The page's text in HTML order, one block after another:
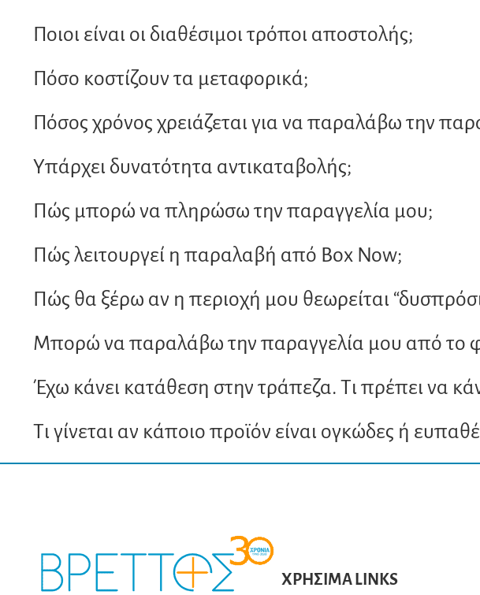
Ποιοι είναι οι διαθέσιμοι τρόποι αποστολής;
Πόσο κοστίζουν τα μεταφορικά;
Πόσος χρόνος χρειάζεται για να παραλάβω την
Υπάρχει δυνατότητα αντικαταβολής;
Πώς μπορώ να πληρώσω την παραγγελία μου;
Πώς λειτουργεί η παραλαβή από Box Now;
Πώς θα ξέρω αν η περιοχή μου θεωρείται
Μπορώ να παραλάβω την παραγγελία μου από το
Έχω κάνει κατάθεση στην τράπεζα. Τι πρέπει να
Τι γίνεται αν κάποιο προϊόν είναι ογκώδες ή
ΧΡΗΣΙΜΑ LINKS